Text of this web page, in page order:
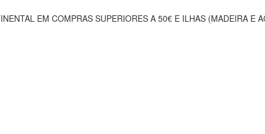
EM COMPRAS SUPERIORES A 50€ E ILHAS (MADEIRA E